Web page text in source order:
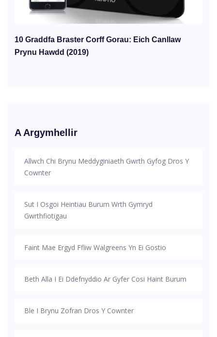
10 Graddfa Braster Corff Gorau: Eich Canllaw
Prynu Hawdd (2019)
A Argymhellir
Allwch Chi Brynu Meddyginiaeth Gwrth Gyfog Dros Y
Cownter
Sut I Osgoi Heintiau Burum Wrth Gymryd
Gwrthfiotigau
Faint Mae Ergyd Ffliw Walgreens Yn Ei Gostio
Beth Alla I Ei Ddefnyddio Ar Gyfer Cosi Haint Burum
Ble I Brynu Zofran Dros Y Cownter